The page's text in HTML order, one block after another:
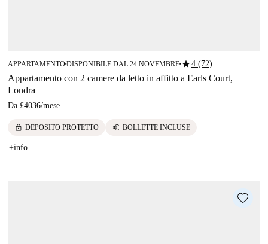
APPARTAMENTO■DISPONIBILE DAL 24 NOVEMBRE■star4 (72)
Appartamento con 2 camere da letto in affitto a Earls Court,
Londra
Da £4036/mese
lock DEPOSITO PROTETTO euro BOLLETTE INCLUSE
+info